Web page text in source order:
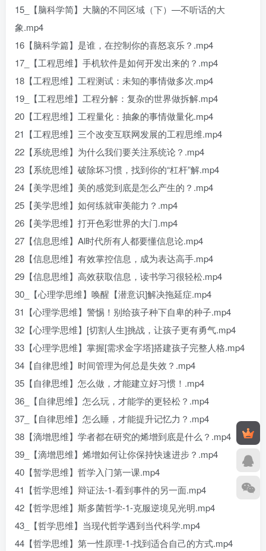
15_【脑科学简】大脑的不同区域（下）—不听话的大
象.mp4
16【脑科学篇】是谁，在控制你的喜怒哀乐？.mp4
17_【工程思维】手机软件是如何开发出来的？.mp4
18【工程思维】工程测试：未知的事情做多次.mp4
19_【工程思维】工程分解：复杂的世界做拆解.mp4
20【工程思维】工程量化：抽象的事情做量化.mp4
21【工程思维】三个改变互联网发展的工程思维.mp4
22【系统思维】为什么我们要关注系统论？.mp4
23【系统思维】破除坏习惯，找到你的“杠杆”解.mp4
24【美学思维】美的感觉到底是怎么产生的？.mp4
25【美学思维】如何练就审美能力？.mp4
26【美学思维】打开色彩世界的大门.mp4
27【信息思维】Al时代所有人都要懂信息论.mp4
28【信息思维】有效掌控信息，成为表达高手.mp4
29【信息思维】高效获取信息，读书学习很轻松.mp4
30_【心理学思维】唤醒【潜意识]解决拖延症.mp4
31【心理学思维】警惕！别给孩子种下自卑的种子.mp4
32【心理学思维】[切割人生]挑战，让孩子更有勇气.mp4
33【心理学思维】掌握[需求金字塔]搭建孩子完整人格.mp4
34【自律思维】时间管理为何总是失效？.mp4
35【自律思维】怎么做，才能建立好习惯！.mp4
36_【自律思维】怎么玩，才能学的更轻松？.mp4
37_【自律思维】怎么睡，才能提升记忆力？.mp4
38【滴增思维】学者都在研究的烯增到底是什么？.mp4
39_【滴增思维】烯增如何让你保持快速进步？.mp4
40【暂学思维】哲学入门第一课.mp4
41【哲学思维】辩证法-1-看到事件的另一面.mp4
42【哲学思维】斯多菌哲学-1-克服逆境见光明.mp4
43_【哲学思维】当现代哲学遇到当代科学.mp4
44【哲学思维】第一性原理-1-找到适合自己的方式.mp4